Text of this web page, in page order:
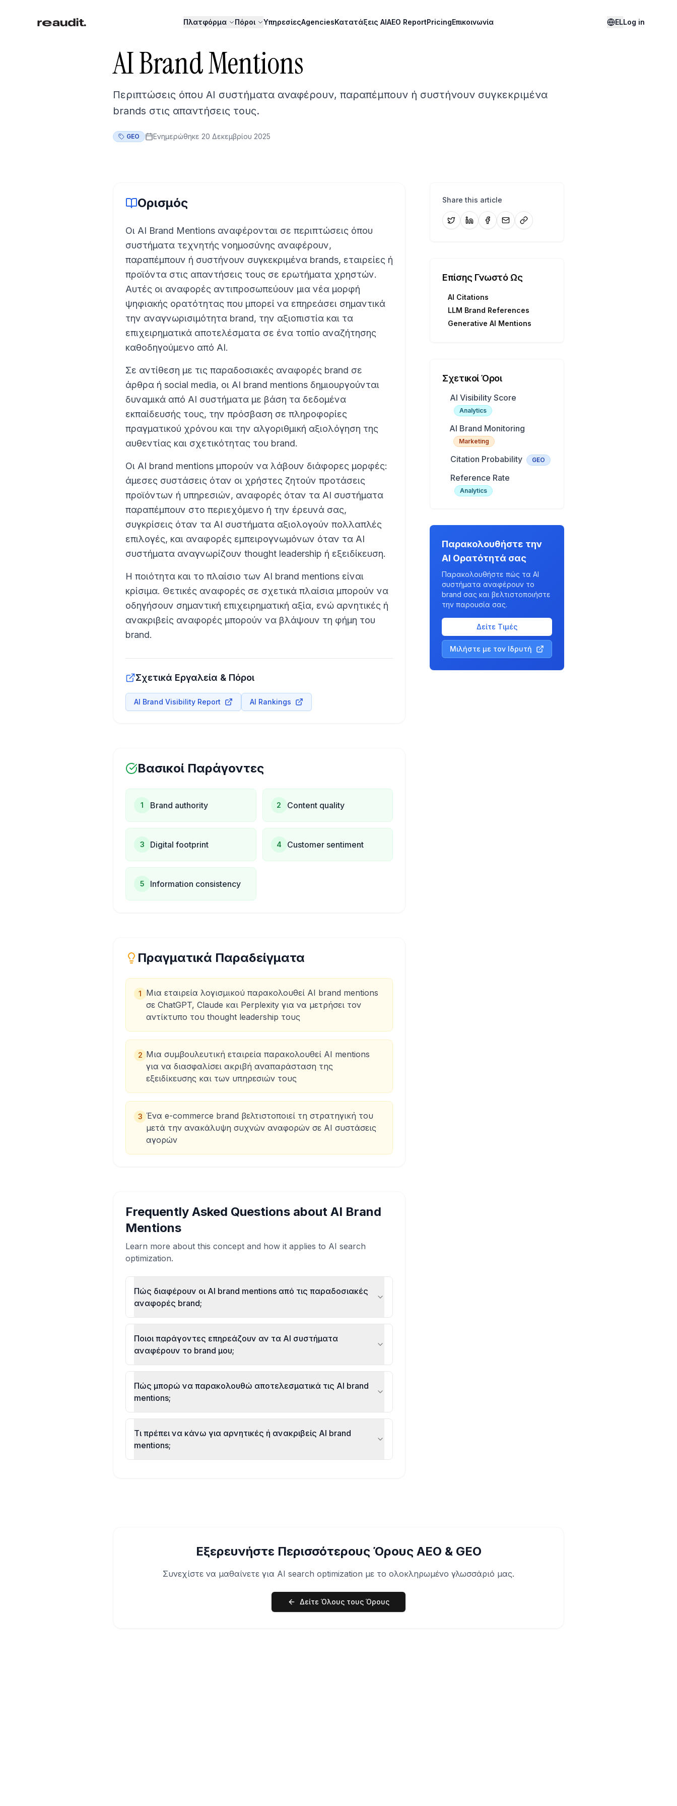
Πλατφόρμα Πόροι ΥπηρεσίεςAgenciesΚατατάξεις AIAEO ReportPricingΕπικοινωνία ELLog in
AI Brand Mentions
Περιπτώσεις όπου AI συστήματα αναφέρουν, παραπέμπουν ή συστήνουν συγκεκριμένα
brands στις απαντήσεις τους.
GEO Ενημερώθηκε 20 Δεκεμβρίου 2025
Ορισμός
Οι AI Brand Mentions αναφέρονται σε περιπτώσεις όπου
συστήματα τεχνητής νοημοσύνης αναφέρουν,
παραπέμπουν ή συστήνουν συγκεκριμένα brands, εταιρείες ή
προϊόντα στις απαντήσεις τους σε ερωτήματα χρηστών.
Αυτές οι αναφορές αντιπροσωπεύουν μια νέα μορφή
ψηφιακής ορατότητας που μπορεί να επηρεάσει σημαντικά
την αναγνωρισιμότητα brand, την αξιοπιστία και τα
επιχειρηματικά αποτελέσματα σε ένα τοπίο αναζήτησης
καθοδηγούμενο από AI.
Σε αντίθεση με τις παραδοσιακές αναφορές brand σε
άρθρα ή social media, οι AI brand mentions δημιουργούνται
δυναμικά από AI συστήματα με βάση τα δεδομένα
εκπαίδευσής τους, την πρόσβαση σε πληροφορίες
πραγματικού χρόνου και την αλγοριθμική αξιολόγηση της
αυθεντίας και σχετικότητας του brand.
Οι AI brand mentions μπορούν να λάβουν διάφορες μορφές:
άμεσες συστάσεις όταν οι χρήστες ζητούν προτάσεις
προϊόντων ή υπηρεσιών, αναφορές όταν τα AI συστήματα
παραπέμπουν στο περιεχόμενο ή την έρευνά σας,
συγκρίσεις όταν τα AI συστήματα αξιολογούν πολλαπλές
επιλογές, και αναφορές εμπειρογνωμόνων όταν τα AI
συστήματα αναγνωρίζουν thought leadership ή εξειδίκευση.
Η ποιότητα και το πλαίσιο των AI brand mentions είναι
κρίσιμα. Θετικές αναφορές σε σχετικά πλαίσια μπορούν να
οδηγήσουν σημαντική επιχειρηματική αξία, ενώ αρνητικές ή
ανακριβείς αναφορές μπορούν να βλάψουν τη φήμη του
brand.
Σχετικά Εργαλεία & Πόροι
AI Brand Visibility Report AI Rankings
Βασικοί Παράγοντες
1 Brand authority 2 Content quality
3 Digital footprint 4 Customer sentiment
5 Information consistency
Πραγματικά Παραδείγματα
1
Μια εταιρεία λογισμικού παρακολουθεί AI brand mentions
σε ChatGPT, Claude και Perplexity για να μετρήσει τον
αντίκτυπο του thought leadership τους
2 Μια συμβουλευτική εταιρεία παρακολουθεί AI mentions
για να διασφαλίσει ακριβή αναπαράσταση της
εξειδίκευσης και των υπηρεσιών τους
3 Ένα e-commerce brand βελτιστοποιεί τη στρατηγική του
μετά την ανακάλυψη συχνών αναφορών σε AI συστάσεις
αγορών
Frequently Asked Questions about AI Brand
Mentions
Learn more about this concept and how it applies to AI search
optimization.
Πώς διαφέρουν οι AI brand mentions από τις παραδοσιακές
αναφορές brand;
Ποιοι παράγοντες επηρεάζουν αν τα AI συστήματα
αναφέρουν το brand μου;
Πώς μπορώ να παρακολουθώ αποτελεσματικά τις AI brand
mentions;
Τι πρέπει να κάνω για αρνητικές ή ανακριβείς AI brand
mentions;
Share this article
Επίσης Γνωστό Ως
AI Citations
LLM Brand References
Generative AI Mentions
Σχετικοί Όροι
AI Visibility Score
Analytics
AI Brand Monitoring
Marketing
Citation Probability GEO
Reference Rate
Analytics
Παρακολουθήστε την
AI Ορατότητά σας
Παρακολουθήστε πώς τα AI
συστήματα αναφέρουν το
brand σας και βελτιστοποιήστε
την παρουσία σας.
Δείτε Τιμές
Μιλήστε με τον Ιδρυτή
Εξερευνήστε Περισσότερους Όρους AEO & GEO
Συνεχίστε να μαθαίνετε για AI search optimization με το ολοκληρωμένο γλωσσάριό μας.
Δείτε Όλους τους Όρους